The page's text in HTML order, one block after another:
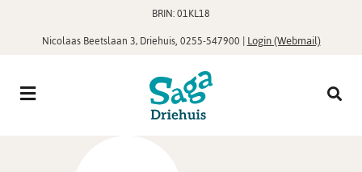
BRIN: 01KL18
Nicolaas Beetslaan 3, Driehuis,0255-547900 |Login (Webmail)